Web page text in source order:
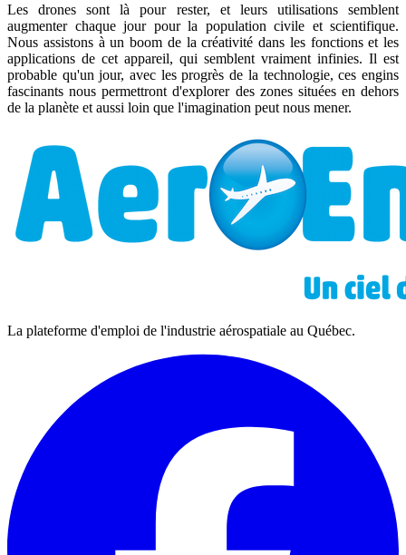
Les drones sont là pour rester, et leurs utilisations semblent
augmenter chaque jour pour la population civile et scientifique.
Nous assistons à un boom de la créativité dans les fonctions et les
applications de cet appareil, qui semblent vraiment infinies. Il est
probable qu'un jour, avec les progrès de la technologie, ces engins
fascinants nous permettront d'explorer des zones situées en dehors
de la planète et aussi loin que l'imagination peut nous mener.
La plateforme d'emploi de l'industrie aérospatiale au Québec.